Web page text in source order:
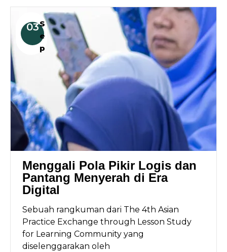
03S
e
p
Menggali Pola Pikir Logis dan
Pantang Menyerah di Era
Digital
Sebuah rangkuman dari The 4th Asian
Practice Exchange through Lesson Study
for Learning Community yang
diselenggarakan oleh